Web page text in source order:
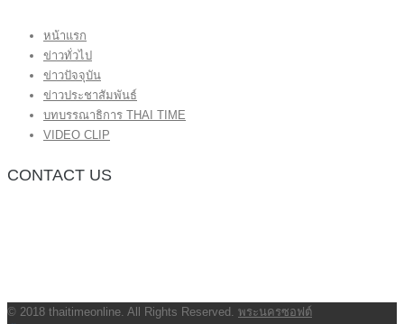
หน้าแรก
ข่าวทั่วไป
ข่าวปัจจุบัน
ข่าวประชาสัมพันธ์
บทบรรณาธิการ THAI TIME
VIDEO CLIP
CONTACT US
© 2018 thaitimeonline. All Rights Reserved. พระนครซอฟต์